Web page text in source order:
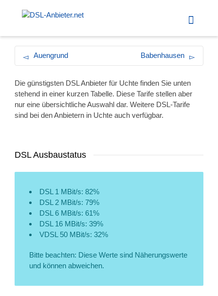
Auengrund Babenhausen
Die günstigsten DSL Anbieter für Uchte finden Sie unten
stehend in einer kurzen Tabelle. Diese Tarife stellen aber
nur eine übersichtliche Auswahl dar. Weitere DSL-Tarife
sind bei den Anbietern in Uchte auch verfügbar.
DSL Ausbaustatus
DSL 1 MBit/s: 82%
DSL 2 MBit/s: 79%
DSL 6 MBit/s: 61%
DSL 16 MBit/s: 39%
VDSL 50 MBit/s: 32%
Bitte beachten: Diese Werte sind Näherungswerte
und können abweichen.